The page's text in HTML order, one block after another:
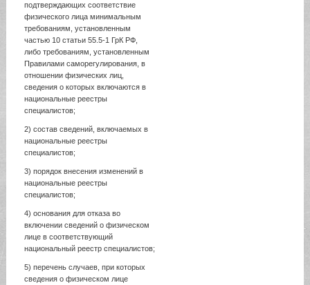
подтверждающих соответствие
физического лица минимальным
требованиям, установленным
частью 10 статьи 55.5-1 ГрК РФ,
либо требованиям, установленным
Правилами саморегулирования, в
отношении физических лиц,
сведения о которых включаются в
национальные реестры
специалистов;
2) состав сведений, включаемых в
национальные реестры
специалистов;
3) порядок внесения изменений в
национальные реестры
специалистов;
4) основания для отказа во
включении сведений о физическом
лице в соответствующий
национальный реестр специалистов;
5) перечень случаев, при которых
сведения о физическом лице